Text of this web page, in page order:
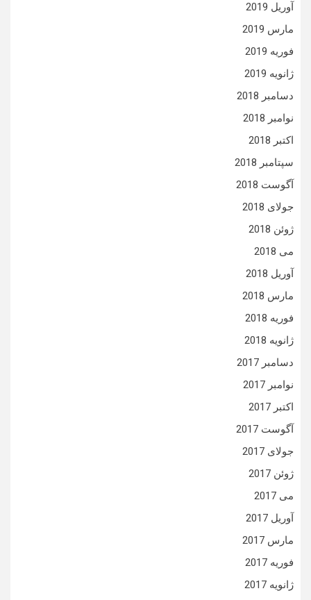
آوریل 2019
مارس 2019
فوریه 2019
ژانویه 2019
دسامبر 2018
نوامبر 2018
اکتبر 2018
سپتامبر 2018
آگوست 2018
جولای 2018
ژوئن 2018
می 2018
آوریل 2018
مارس 2018
فوریه 2018
ژانویه 2018
دسامبر 2017
نوامبر 2017
اکتبر 2017
آگوست 2017
جولای 2017
ژوئن 2017
می 2017
آوریل 2017
مارس 2017
فوریه 2017
ژانویه 2017